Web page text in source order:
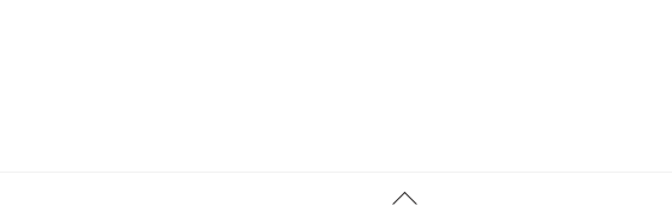
Back